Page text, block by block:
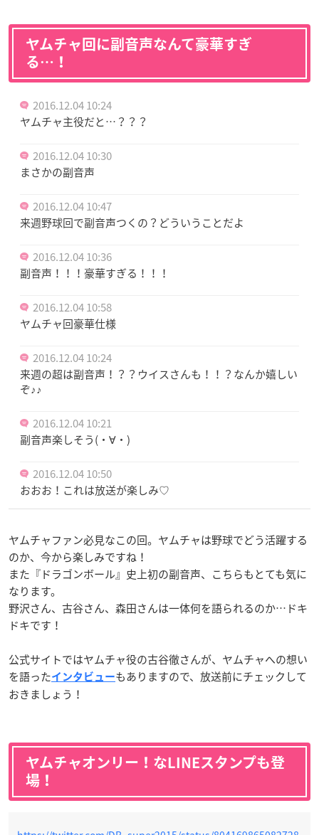
ヤムチャ回に副音声なんて豪華すぎ
る…！
2016.12.04 10:24
ヤムチャ主役だと…？？？
2016.12.04 10:30
まさかの副音声
2016.12.04 10:47
来週野球回で副音声つくの？どういうことだよ
2016.12.04 10:36
副音声！！！豪華すぎる！！！
2016.12.04 10:58
ヤムチャ回豪華仕様
2016.12.04 10:24
来週の超は副音声！？？ウイスさんも！！？なんか嬉しい
ぞ♪♪
2016.12.04 10:21
副音声楽しそう(・∀・)
2016.12.04 10:50
おおお！これは放送が楽しみ♡
ヤムチャファン必見なこの回。ヤムチャは野球でどう活躍する
のか、今から楽しみですね！
また『ドラゴンボール』史上初の副音声、こちらもとても気に
なります。
野沢さん、古谷さん、森田さんは一体何を語られるのか…ドキ
ドキです！
公式サイトではヤムチャ役の古谷徹さんが、ヤムチャへの想い
を語ったインタビューもありますので、放送前にチェックして
おきましょう！
ヤムチャオンリー！なLINEスタンプも登
場！